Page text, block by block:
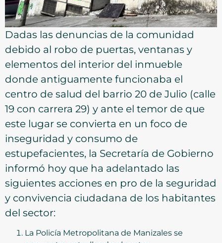
Dadas las denuncias de la comunidad
debido al robo de puertas, ventanas y
elementos del interior del inmueble
donde antiguamente funcionaba el
centro de salud del barrio 20 de Julio (calle
19 con carrera 29) y ante el temor de que
este lugar se convierta en un foco de
inseguridad y consumo de
estupefacientes, la Secretaría de Gobierno
informó hoy que ha adelantado las
siguientes acciones en pro de la seguridad
y convivencia ciudadana de los habitantes
del sector:
La Policía Metropolitana de Manizales se